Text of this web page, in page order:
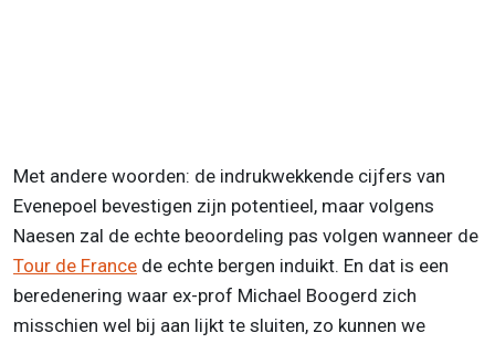
Met andere woorden: de indrukwekkende cijfers van
Evenepoel bevestigen zijn potentieel, maar volgens
Naesen zal de echte beoordeling pas volgen wanneer de
Tour de France de echte bergen induikt. En dat is een
beredenering waar ex-prof Michael Boogerd zich
misschien wel bij aan lijkt te sluiten, zo kunnen we